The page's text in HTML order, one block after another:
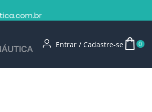
Entrar / Cadastre-se 0